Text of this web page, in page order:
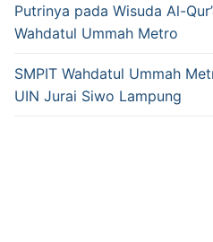
Putrinya pada Wisuda Al-
Wahdatul Ummah Metro
SMPIT Wahdatul Ummah
UIN Jurai Siwo Lampung